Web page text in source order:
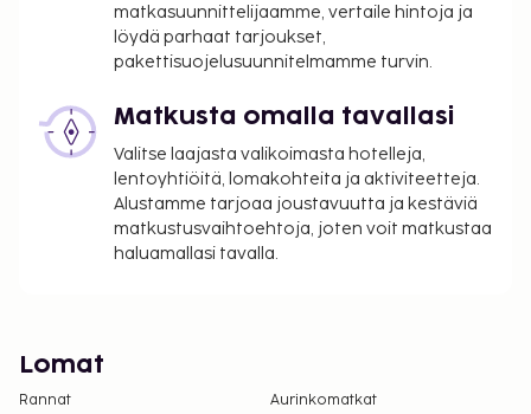
matkasuunnittelijaamme, vertaile hintoja ja
löydä parhaat tarjoukset,
pakettisuojelusuunnitelmamme turvin.
Matkusta omalla tavallasi
Valitse laajasta valikoimasta hotelleja,
lentoyhtiöitä, lomakohteita ja aktiviteetteja.
Alustamme tarjoaa joustavuutta ja kestäviä
matkustusvaihtoehtoja, joten voit matkustaa
haluamallasi tavalla.
Lomat
Rannat
Aurinkomatkat